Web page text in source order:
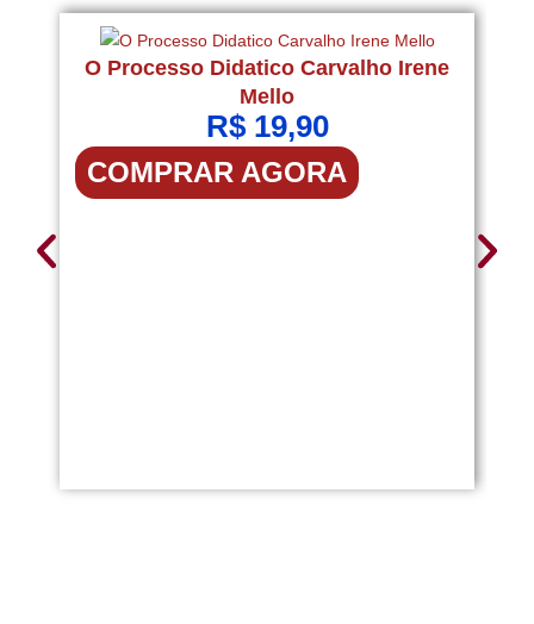
O Processo Didatico Carvalho Irene
Mello
R$19,90
COMPRAR AGORA